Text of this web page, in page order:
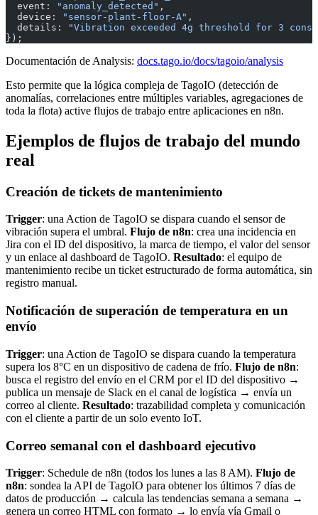
  event:
"anomaly_detected" ,
  device:
"sensor-plant-floor-A" ,
  details:
"Vibration exceeded 4g threshold for 3
});
Documentación de Analysis: docs.tago.io/docs/tagoio/analysis
Esto permite que la lógica compleja de TagoIO (detección de
anomalías, correlaciones entre múltiples variables, agregaciones de
toda la flota) active flujos de trabajo entre aplicaciones en n8n.
Ejemplos de flujos de trabajo del mundo
real
Creación de tickets de mantenimiento
Trigger: una Action de TagoIO se dispara cuando el sensor de
vibración supera el umbral. Flujo de n8n: crea una incidencia en
Jira con el ID del dispositivo, la marca de tiempo, el valor del sensor
y un enlace al dashboard de TagoIO. Resultado: el equipo de
mantenimiento recibe un ticket estructurado de forma automática, sin
registro manual.
Notificación de superación de temperatura en un
envío
Trigger: una Action de TagoIO se dispara cuando la temperatura
supera los 8°C en un dispositivo de cadena de frío. Flujo de n8n:
busca el registro del envío en el CRM por el ID del dispositivo →
publica un mensaje de Slack en el canal de logística → envía un
correo al cliente. Resultado: trazabilidad completa y comunicación
con el cliente a partir de un solo evento IoT.
Correo semanal con el dashboard ejecutivo
Trigger: Schedule de n8n (todos los lunes a las 8 AM). Flujo de
n8n: sondea la API de TagoIO para obtener los últimos 7 días de
datos de producción → calcula las tendencias semana a semana →
genera un correo HTML con formato → lo envía vía Gmail o